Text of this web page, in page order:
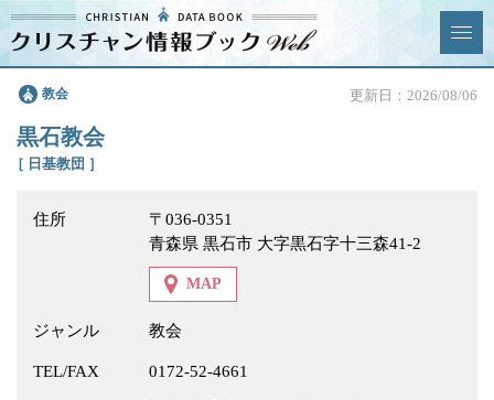
クリスチャン
情報ブックとは
News & Topics
よくあるご質問
教会 更新日：2026/08/06
黒石教会
［ 日基教団 ］
住所
〒036-0351
青森県 黒石市 大字黒石字十三森41-2
MAP
ジャンル 教会
TEL/FAX 0172-52-4661